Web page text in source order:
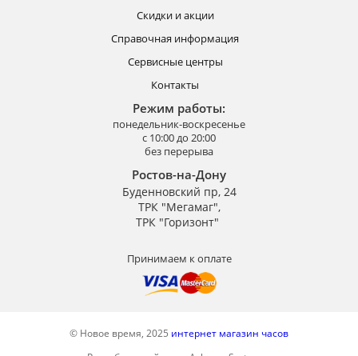
Скидки и акции
Справочная информация
Сервисные центры
Контакты
Режим работы:
понедельник-воскресенье
с 10:00 до 20:00
без перерыва
Ростов-на-Дону
Буденновский пр, 24
ТРК "Мегамаг",
ТРК "Горизонт"
Принимаем к оплате
© Новое время, 2025 интернет магазин часов